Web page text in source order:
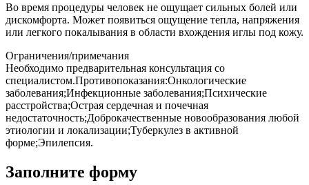
Во время процедуры человек не ощущает сильных болей или
дискомфорта. Может появиться ощущение тепла, напряжения
или легкого покалывания в области вхождения иглы под кожу.
Ограничения/примечания
Необходимо предварительная консультация со
специалистом.Противопоказания:Онкологические
заболевания;Инфекционные заболевания;Психические
расстройства;Острая сердечная и почечная
недостаточность;Доброкачественные новообразования любой
этиологии и локализации;Туберкулез в активной
форме;Эпилепсия.
Заполните форму